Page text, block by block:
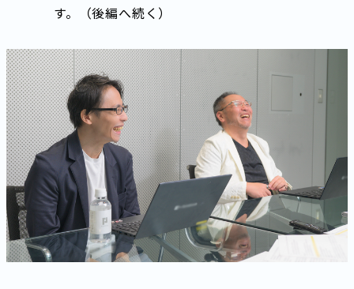
す。（後編へ続く）